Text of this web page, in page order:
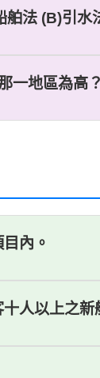
法 (B)引水
一地區為高
內。
人以上之新